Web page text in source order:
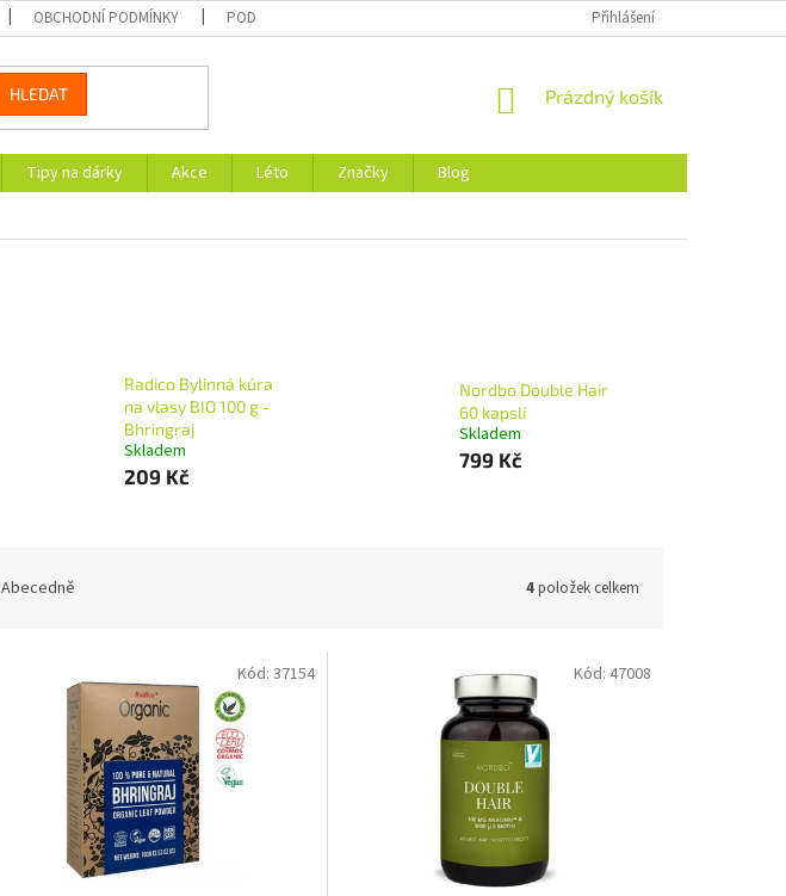
OBCHODNÍ PODMÍNKY PODMÍNKY OCHRANY OSOBNÍCH ÚDAJŮ Přihlášení
HLEDAT
NÁKUPNÍ
Prázdný košík
Tipy na dárky Akce Léto Značky
Blog
Radico Bylinná kúra
na vlasy BIO 100 g -
Bhringraj
Skladem
209 Kč
Nordbo Double Hair
60 kapslí
Skladem
799 Kč
Abecedně 4položek celkem
Kód: 37154 Kód: 47008